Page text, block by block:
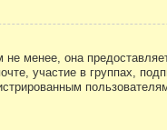
менее, она
участие в группах,